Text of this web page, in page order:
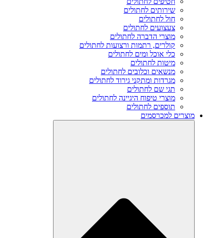
שירותים לחתולים
חול לחתולים
צעצועים לחתולים
מוצרי הדברה לחתולים
קולרים, רתמות ורצועות לחתולים
כלי אוכל ומים לחתולים
מיטות לחתולים
מנשאים וכלובים לחתולים
מגרדות ומתקני גירוד לחתולים
תגי שם לחתולים
מוצרי טיפוח היגיינה לחתולים
תוספים לחתולים
מוצרים למכרסמים